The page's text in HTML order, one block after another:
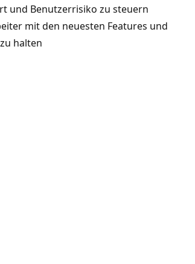
und Benutzerrisiko zu steuern
mit den neuesten Features und
halten